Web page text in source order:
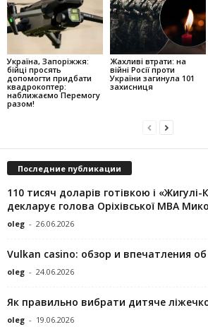
Україна, Запоріжжя:
бійці просять
допомогти придбати
квадрокоптер:
наближаємо Перемогу
разом!
Жахливі втрати: на
війні Росії проти
України загинула 101
захисниця
Последние публикации
110 тисяч доларів готівкою і
декларує голова Оріхівської МВА
oleg - 26.06.2026
Vulkan casino: обзор и впечатления
oleg - 24.06.2026
Як правильно вибрати дитяче
oleg - 19.06.2026